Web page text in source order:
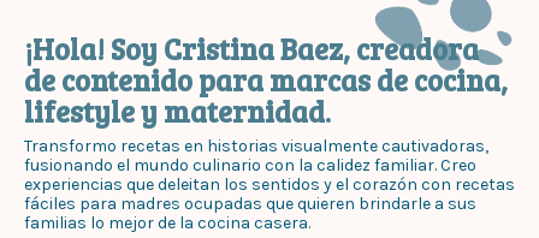
¡Hola! Soy Cristina Baez, creadora
de contenido para marcas de cocina,
lifestyle y maternidad.
Transformo recetas en historias visualmente cautivadoras,
fusionando el mundo culinario con la calidez familiar. Creo
experiencias que deleitan los sentidos y el corazón con recetas
fáciles para madres ocupadas que quieren brindarle a sus
familias lo mejor de la cocina casera.